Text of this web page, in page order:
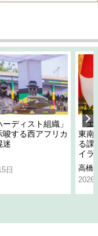
ディスト組織」
唆する西アフリカ
迷
日
「
東南
る課
イラ
高橋
2026